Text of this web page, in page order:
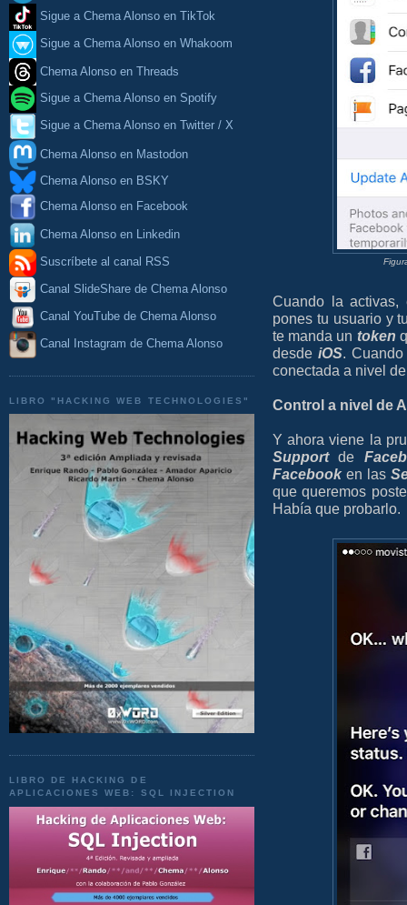
Sigue a Chema Alonso en TikTok
Sigue a Chema Alonso en Whakoom
Chema Alonso en Threads
Sigue a Chema Alonso en Spotify
Sigue a Chema Alonso en Twitter / X
Chema Alonso en Mastodon
Chema Alonso en BSKY
Chema Alonso en Facebook
Chema Alonso en Linkedin
Suscríbete al canal RSS
Canal SlideShare de Chema Alonso
Canal YouTube de Chema Alonso
Canal Instagram de Chema Alonso
LIBRO "HACKING WEB TECHNOLOGIES"
LIBRO DE HACKING DE
APLICACIONES WEB: SQL INJECTION
Cuando la activas,
pones tu usuario y
te manda un token
desdeiOS.
conectada a nivel
Control a nivel de
Y ahora viene la
Supportde
Facebooken las
que queremos
Había que probarlo.